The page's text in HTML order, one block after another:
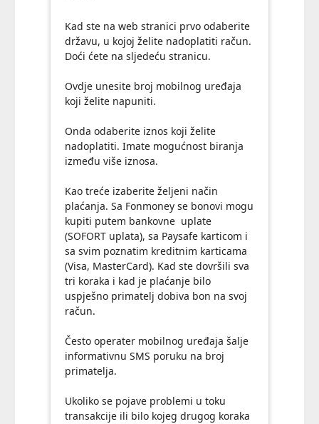
Kad ste na web stranici prvo odaberite
državu, u kojoj želite nadoplatiti račun.
Doći ćete na sljedeću stranicu.
Ovdje unesite broj mobilnog uređaja
koji želite napuniti.
Onda odaberite iznos koji želite
nadoplatiti. Imate mogućnost biranja
između više iznosa.
Kao treće izaberite željeni način
plaćanja. Sa Fonmoney se bonovi mogu
kupiti putem bankovne uplate
(SOFORT uplata), sa Paysafe karticom i
sa svim poznatim kreditnim karticama
(Visa, MasterCard). Kad ste dovršili sva
tri koraka i kad je plaćanje bilo
uspješno primatelj dobiva bon na svoj
račun.
Često operater mobilnog uređaja šalje
informativnu SMS poruku na broj
primatelja.
Ukoliko se pojave problemi u toku
transakcije ili bilo kojeg drugog koraka